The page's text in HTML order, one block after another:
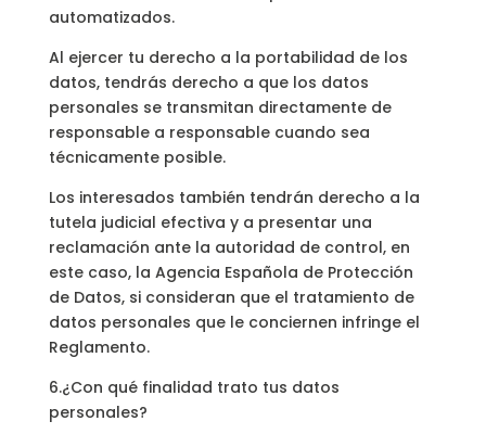
automatizados.
Al ejercer tu derecho a la portabilidad de los
datos, tendrás derecho a que los datos
personales se transmitan directamente de
responsable a responsable cuando sea
técnicamente posible.
Los interesados también tendrán derecho a la
tutela judicial efectiva y a presentar una
reclamación ante la autoridad de control, en
este caso, la Agencia Española de Protección
de Datos, si consideran que el tratamiento de
datos personales que le conciernen infringe el
Reglamento.
6.¿Con qué finalidad trato tus datos
personales?